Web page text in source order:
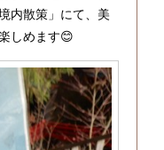
内散策」にて、美
しめます😊